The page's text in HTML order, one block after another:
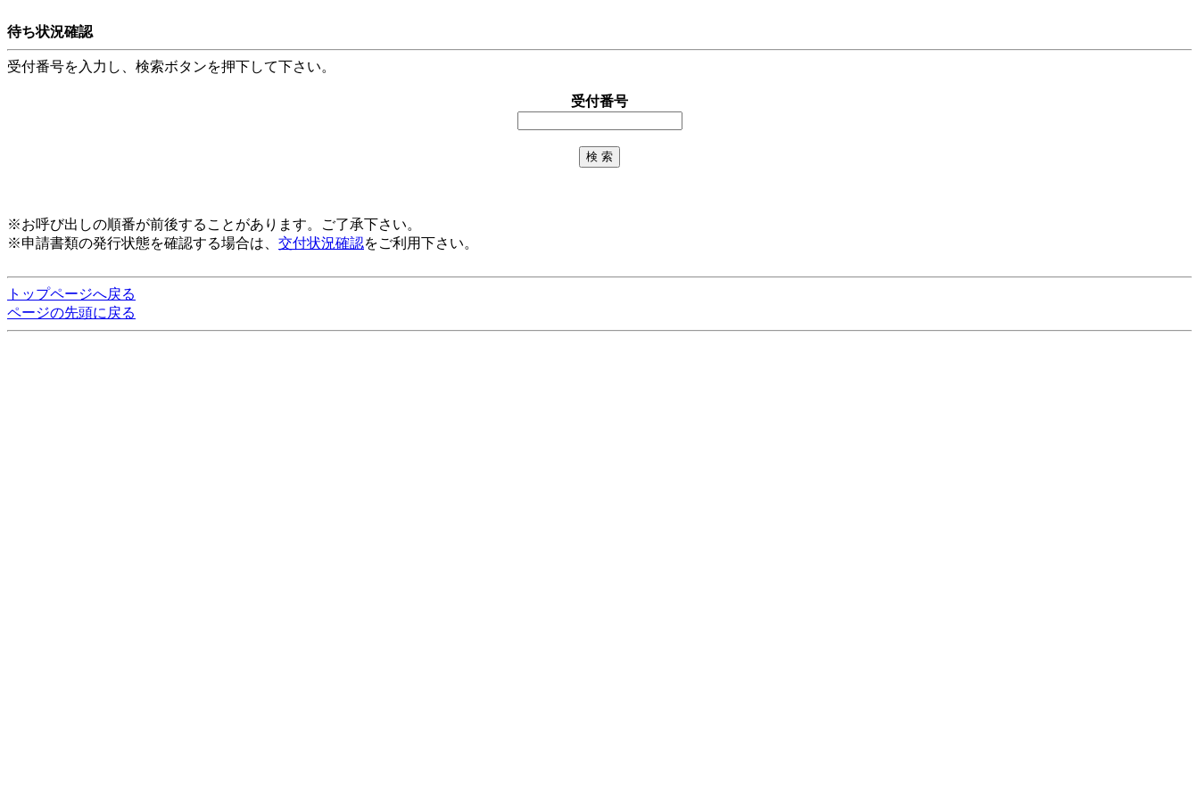
待ち状況確認
受付番号を入力し、検索ボタンを押下して下さい。
受付番号
※お呼び出しの順番が前後することがあります。ご了承下さい。
※申請書類の発行状態を確認する場合は、 交付状況確認をご利用下さい。
トップページへ戻る
ページの先頭に戻る